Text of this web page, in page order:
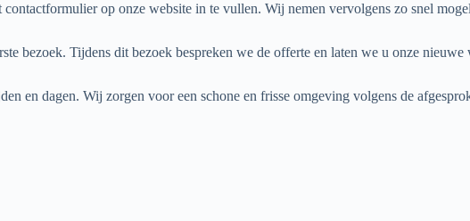
op onze website in te vullen. Wij nemen vervolgens zo snel
bezoek. Tijdens dit bezoek bespreken we de offerte en laten we u onze nieuwe
en dagen. Wij zorgen voor een schone en frisse omgeving volgens de